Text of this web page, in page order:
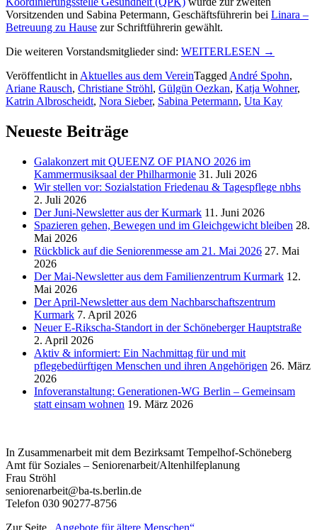
Vorsitzenden und Sabina Petermann, Geschäftsführerin bei Linara –
Betreuung zu Hause zur Schriftführerin gewählt.
Die weiteren Vorstandsmitglieder sind: WEITERLESEN „Neuer
des
Geriatrisch-
→
Veröffentlicht in Aktuelles aus dem VereinTagged André Spohn,
Ariane Rausch, Christiane Ströhl, Gülgün Oezkan, Katja Wohner,
Katrin Albroscheidt, Nora Sieber, Sabina Petermann, Uta Kay
Neueste Beiträge
Galakonzert mit QUEENZ OF PIANO 2026 im
Kammermusiksaal der Philharmonie 31. Juli 2026
Wir stellen vor: Sozialstation Friedenau & Tagespflege nbhs
2. Juli 2026
Der Juni-Newsletter aus der Kurmark 11. Juni 2026
Spazieren gehen, Bewegen und im Gleichgewicht bleiben 28.
Mai 2026
Rückblick auf die Seniorenmesse am 21. Mai 2026 27. Mai
2026
Der Mai-Newsletter aus dem Familienzentrum Kurmark 12.
Mai 2026
Der April-Newsletter aus dem Nachbarschaftszentrum
Kurmark 7. April 2026
Neuer E-Rikscha-Standort in der Schöneberger Hauptstraße
2. April 2026
Aktiv & informiert: Ein Nachmittag für und mit
pflegebedürftigen Menschen und ihren Angehörigen 26. März
2026
Infoveranstaltung: Generationen-WG Berlin – Gemeinsam
statt einsam wohnen 19. März 2026
In Zusammenarbeit mit dem Bezirksamt Tempelhof-Schöneberg
Amt für Soziales – Seniorenarbeit/Altenhilfeplanung
Frau Ströhl
seniorenarbeit@ba-ts.berlin.de
Telefon 030 90277-8756
Zur Seite „Angebote für ältere Menschen“